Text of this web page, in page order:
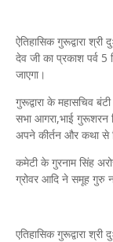
ऐतिहासिक गुरूद्वारा
देव जी का प्रकाश पर्व
जाएगा।
गुरूद्वारा के महासचिव
सभा आगरा,भाई गुरूशरन
अपने कीर्तन और कथा से
कमेटी के गुरनाम सिंह
ग्रोवर आदि ने समूह गुरु
एतिहासिक गुरूद्वारा